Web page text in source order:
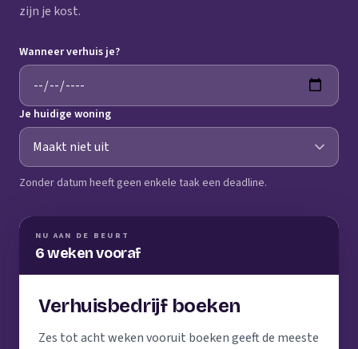
zijn je kost.
Wanneer verhuis je?
Je huidige woning
Zonder datum heeft geen enkele taak een deadline.
NU AAN DE BEURT
6 weken vooraf
Verhuisbedrijf boeken
Zes tot acht weken vooruit boeken geeft de meeste